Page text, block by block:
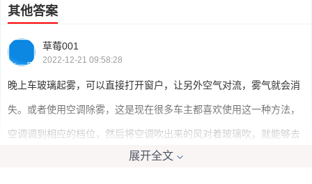
其他答案
草莓001
2022-12-21 09:58:28
晚上车玻璃起雾，可以直接打开窗户，让另外空气对流，雾气就会消
失。或者使用空调除雾，这是现在很多车主都喜欢使用这一种方法，
空调调到相应的档位，然后将空调吹出来的风对着玻璃吹，就能够去
展开全文